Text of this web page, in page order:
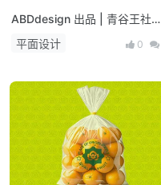
ABDdesign 出品 | 青谷王社长·
街边烤肉食堂
平面设计 0